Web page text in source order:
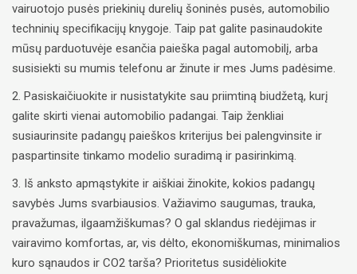
vairuotojo pusės priekinių durelių šoninės pusės, automobilio
techninių specifikacijų knygoje. Taip pat galite pasinaudokite
mūsų parduotuvėje esančia paieška pagal automobilį, arba
susisiekti su mumis telefonu ar žinute ir mes Jums padėsime.
2. Pasiskaičiuokite ir nusistatykite sau priimtiną biudžetą, kurį
galite skirti vienai automobilio padangai. Taip ženkliai
susiaurinsite padangų paieškos kriterijus bei palengvinsite ir
paspartinsite tinkamo modelio suradimą ir pasirinkimą.
3. Iš anksto apmąstykite ir aiškiai žinokite, kokios padangų
savybės Jums svarbiausios. Važiavimo saugumas, trauka,
pravažumas, ilgaamžiškumas? O gal sklandus riedėjimas ir
vairavimo komfortas, ar, vis dėlto, ekonomiškumas, minimalios
kuro sąnaudos ir CO2 tarša? Prioritetus susidėliokite